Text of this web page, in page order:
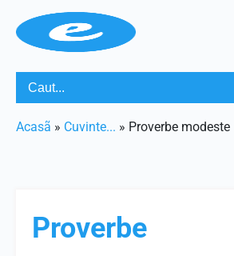
Acasã » Cuvinte... » Proverbe modeste
Proverbe